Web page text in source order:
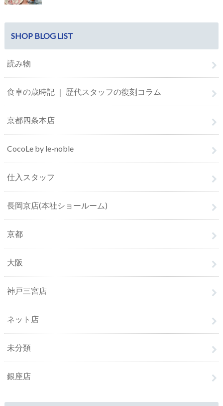
SHOP BLOG LIST
読み物
食卓の歳時記 ｜ 歴代スタッフの復刻コラム
京都四条本店
CocoLe by le-noble
仕入スタッフ
長岡京店(本社ショールーム)
京都
大阪
神戸三宮店
ネット店
未分類
銀座店